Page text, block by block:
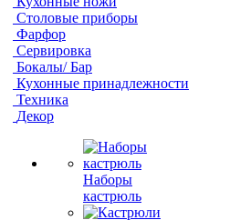
Столовые приборы
Фарфор
Сервировка
Бокалы/ Бар
Кухонные принадлежности
Техника
Декор
Наборы
кастрюль